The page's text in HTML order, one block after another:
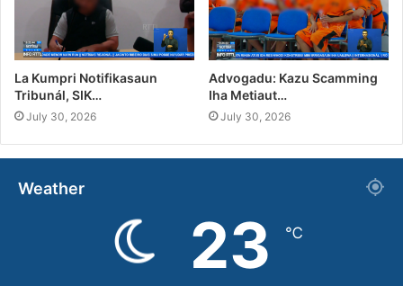
La Kumpri Notifikasaun
Tribunál, SIK…
July 30, 2026
Advogadu: Kazu Scamming
Iha Metiaut…
July 30, 2026
Weather
23 ℃